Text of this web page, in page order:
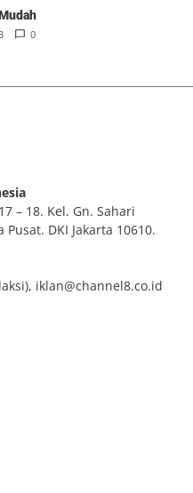
0
– 18. Kel. Gn. Sahari
DKI Jakarta 10610.
iklan@channel8.co.id